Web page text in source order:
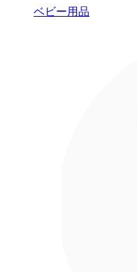
ベビー用品